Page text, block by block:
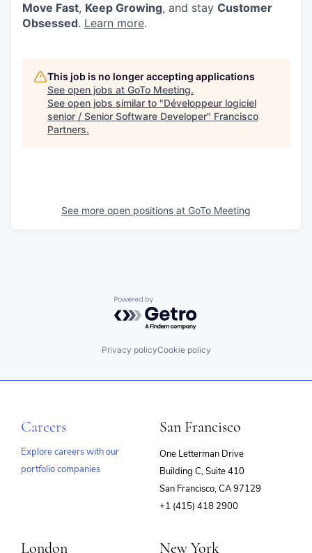
Move Fast, Keep Growing, and stay Customer
Obsessed. Learn more.
This job is no longer accepting applications
See open jobs at GoTo Meeting.
See open jobs similar to "Développeur logiciel
senior / Senior Software Developer" Francisco
Partners.
See more open positions at GoTo Meeting
Powered by Getro.com
Privacy policyCookie policy
Careers
Explore careers with our
portfolio companies
San Francisco
One Letterman Drive
Building C, Suite 410
San Francisco, CA 97129
+1 (415) 418 2900
London New York